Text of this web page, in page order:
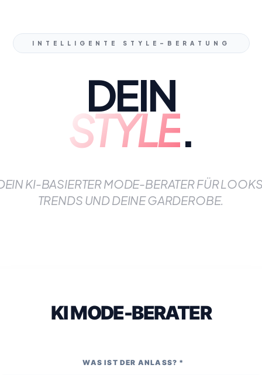
INTELLIGENTE STYLE-BERATUNG
DEIN
STYLE.
KI-BASIERTER MODE-BERATER FÜR
TRENDS UND DEINE GARDEROBE.
KI MODE-BERATER
WAS IST DER ANLASS? *